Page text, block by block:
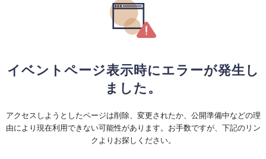
イベントページ表示時にエラーが発生し
ました。
アクセスしようとしたページは削除、変更されたか、公開準備中などの理
由により現在利用できない可能性があります。お手数ですが、下記のリン
クよりお探しください。